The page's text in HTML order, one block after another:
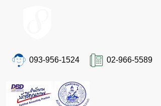
093-956-1524 02-966-5589